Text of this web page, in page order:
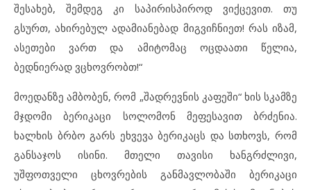
შესახებ, შემდეგ კი საპირისპიროდ ვიქცევით. თუ
გსურთ, ახირებულ ადამიანებად მიგვიჩნიეთ! რას იზამ,
ასეთები ვართ და ამიტომაც ოცდაათი წელია,
ბედნიერად ვცხოვრობთ!“
მოედანზე ამბობენ, რომ „შადრევნის კაფეში“ ხის სკამზე
მჯდომი ბერიკაცი სოლომონ მეფესავით ბრძენია.
ხალხის ბრბო გარს ეხვევა ბერიკაცს და სთხოვს, რომ
განსაჯოს ისინი. მთელი თავისი ხანგრძლივი,
უშფოთველი ცხოვრების განმავლობაში ბერიკაცი